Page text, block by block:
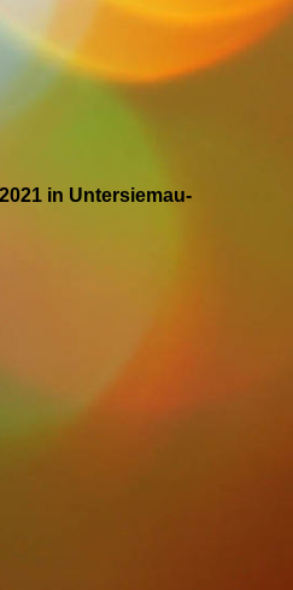
in Untersiemau-